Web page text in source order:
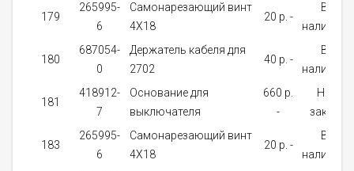
179
265995-
6
Самонарезающий винт
4X18
20 p. -
В
наличии
180
687054-
0
Держатель кабеля для
2702
40 p. -
В
наличии
181
418912-
7
Основание для
выключателя
660 p.
-
На
заказ
183
265995-
6
Самонарезающий винт
4X18
20 p. -
В
наличии